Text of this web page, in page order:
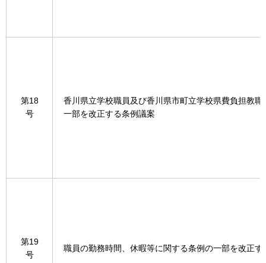
第18
号
香川県立学校職員及び香川県市町立学校県費負担教職
一部を改正する条例議案
第19
号
職員の勤務時間、休暇等に関する条例の一部を改正す